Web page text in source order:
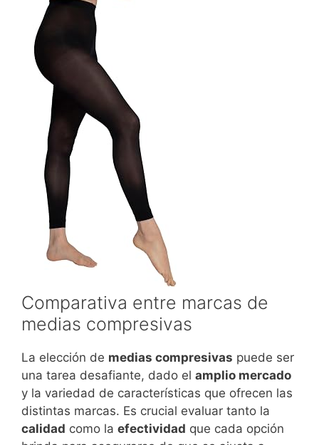
Comparativa entre marcas de
medias compresivas
La elección de medias compresivas puede ser
una tarea desafiante, dado el amplio mercado
y la variedad de características que ofrecen las
distintas marcas. Es crucial evaluar tanto la
calidad como la efectividad que cada opción